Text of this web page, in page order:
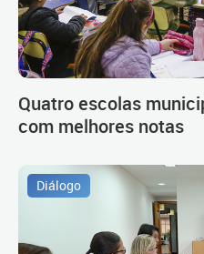
Quatro escolas
com melhores notas
Diálogo